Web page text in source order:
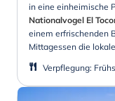
in eine einheimische
Nationalvogel El
einem erfrischenden
Mittagessen die
Verpflegung: